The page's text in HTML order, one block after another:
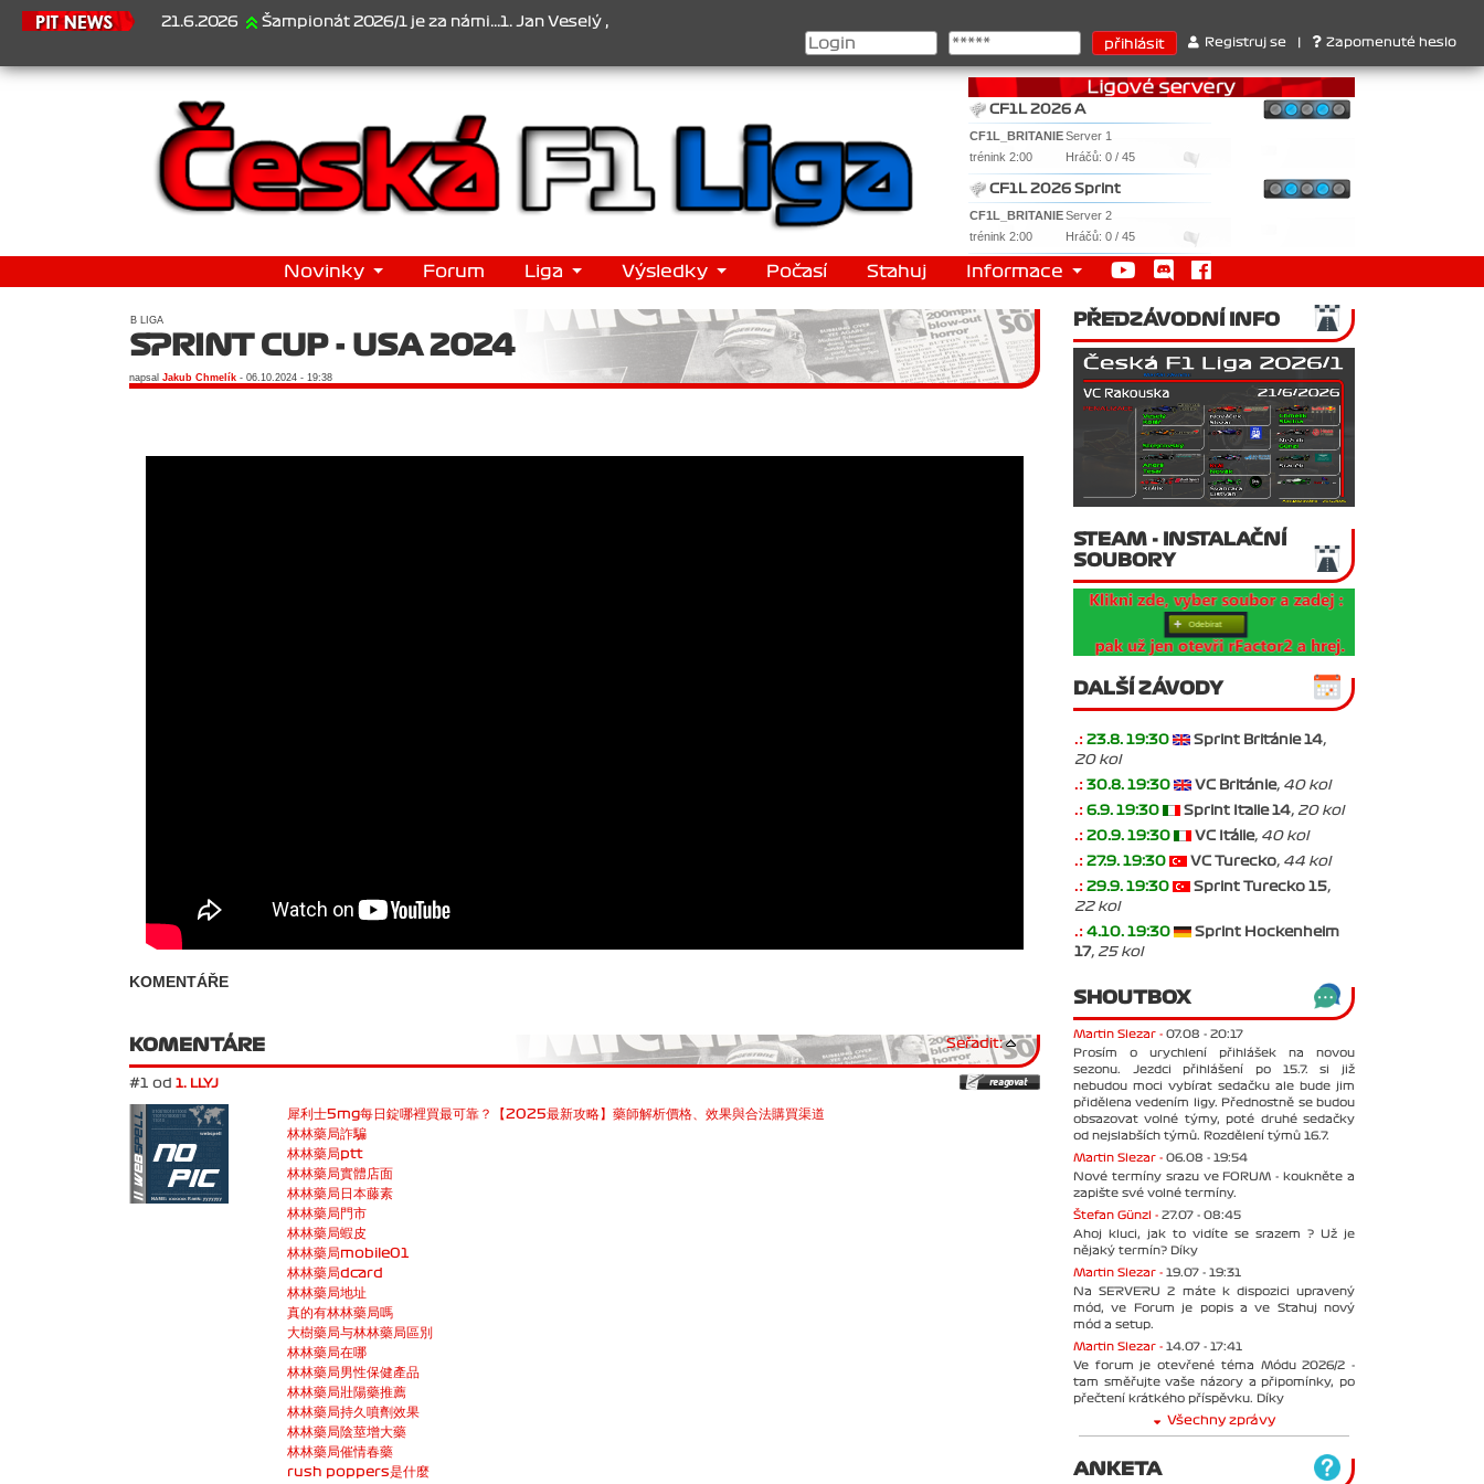
21.6.2026 Šampionát 2026/1 je za námi...1. Jan Veselý , 2. Jan Nováček , 3. Jakub Chmelík , Pohár konstruktérů : 1. Ferrari . 2. Williams , 3. RedBull ..... SprintCup - 1. Jan Nováček , 2.
Registruj se Zapomenuté heslo
CF1L 2026 A
CF1L_BRITANIEServer 1
trénink 2:00
Hráčů: 0 / 45
CF1L 2026 Sprint
CF1L_BRITANIEServer 2
trénink 2:00
Hráčů: 0 / 45
Novinky Forum Liga Výsledky Počasí Stahuj Informace
B LIGA
SPRINT CUP - USA 2024
napsal Jakub Chmelík - 06.10.2024 - 19:38
KOMENTÁŘE
KOMENTÁRE Seřadit:
#1 od 1. LLYJ
犀利士5mg每日錠哪裡買最可靠？【2025最新攻略】藥師解析價格、效果與合法購買渠道
林林藥局詐騙
林林藥局ptt
林林藥局實體店面
林林藥局日本藤素
林林藥局門市
林林藥局蝦皮
林林藥局mobile01
林林藥局dcard
林林藥局地址
真的有林林藥局嗎
大樹藥局与林林藥局區別
林林藥局在哪
林林藥局男性保健產品
林林藥局壯陽藥推薦
林林藥局持久噴劑效果
林林藥局陰莖增大藥
林林藥局催情春藥
rush poppers是什麼
PŘEDZÁVODNÍ INFO
STEAM - INSTALAČNÍ
SOUBORY
DALŠÍ ZÁVODY
.: 23.8. 19:30 Sprint Británie 14,
20 kol
.: 30.8. 19:30 VC Británie, 40 kol
.: 6.9. 19:30 Sprint Italie 14, 20 kol
.: 20.9. 19:30 VC Itálie, 40 kol
.: 27.9. 19:30 VC Turecko, 44 kol
.: 29.9. 19:30 Sprint Turecko 15,
22 kol
.: 4.10. 19:30
Sprint Hockenheim
17, 25 kol
SHOUTBOX
Martin Slezar - 07.08 - 20:17
Prosím o urychlení přihlášek na novou
sezonu. Jezdci přihlášení po 15.7. si již
nebudou moci vybírat sedačku ale bude jim
přidělena vedením ligy. Přednostně se budou
obsazovat volné týmy, poté druhé sedačky
od nejslabších týmů. Rozdělení týmů 16.7.
Martin Slezar - 06.08 - 19:54
Nové termíny srazu ve FORUM - koukněte a
zapište své volné termíny.
Štefan Günzl - 27.07 - 08:45
Ahoj kluci, jak to vidíte se srazem ? Už je
nějaký termín? Díky
Martin Slezar - 19.07 - 19:31
Na SERVERU 2 máte k dispozici upravený
mód, ve Forum je popis a ve Stahuj nový
mód a setup.
Martin Slezar - 14.07 - 17:41
Ve forum je otevřené téma Módu 2026/2 -
tam směřujte vaše názory a připomínky, po
přečtení krátkého příspěvku. Díky
Všechny zprávy
ANKETA